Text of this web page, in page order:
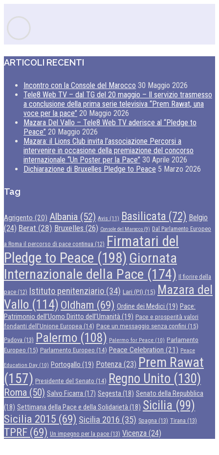
ARTICOLI RECENTI
Incontro con la Console del Marocco 30 Maggio 2026
Tele8 Web TV – dal TG del 20 maggio – Il servizio trasmesso
a conclusione della prima serie televisiva “Prem Rawat, una
voce per la pace” 20 Maggio 2026
Mazara Del Vallo – Tele8 Web TV aderisce al “Pledge to
Peace” 20 Maggio 2026
Mazara: il Lions Club invita l’associazione Percorsi a
intervenire in occasione della premiazione del concorso
internazionale “Un Poster per la Pace” 30 Aprile 2026
Dichiarazione di Bruxelles Pledge to Peace 5 Marzo 2026
Tag
Agrigento (20) Albania (52) Avis (11) Basilicata (72) Belgio
(24) Berat (28) Bruxelles (26) Console del Marocco (9) Dal Parlamento Europeo
a Roma il percorso di pace continua (12) Firmatari del
Pledge to Peace (198) Giornata
Internazionale della Pace (174) Il fiorire della
pace (12) Istituto penitenziario (34) Lari (PI) (15) Mazara del
Vallo (114) Oldham (69) Ordine dei Medici (19) Pace:
Patrimonio dell’Uomo Diritto dell’Umanità(19) Pace e prosperità valori
fondanti dell'Unione Europea (14) Pace un messaggio senza confini (15)
Padova (13) Palermo (108) Palermo for Peace (10) Parlamento
Europeo (15) Parlamento Europeo (14) Peace Celebration (21) Peace
Education Day (10) Portogallo (19) Potenza (23) Prem Rawat
(157) Presidente del Senato (14) Regno Unito (130)
Roma (50) Salvo Ficarra (17) Segesta (18) Senato della Repubblica
(18) Settimana della Pace e della Solidarietà (18) Sicilia (99)
Sicilia 2015 (69) Sicilia 2016 (35) Spagna (13) Tirana (13)
TPRF (69) Un impegno per la pace (13) Vicenza (24)